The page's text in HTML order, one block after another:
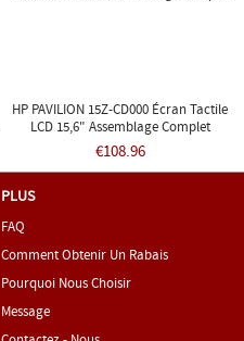
HP PAVILION 15Z-CD000 Écran Tactile
LCD 15,6" Assemblage Complet
€108.96
PLUS
FAQ
Comment Obtenir Un Rabais
Pourquoi Nous Choisir
Message